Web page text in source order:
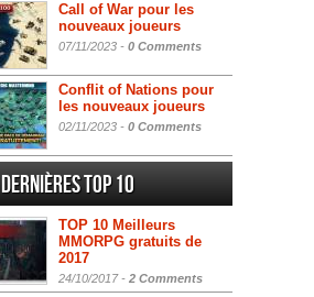
Call of War pour les
nouveaux joueurs
07/11/2023 - 0 Comments
Conflit of Nations pour
les nouveaux joueurs
02/11/2023 - 0 Comments
Dernières Top 10
TOP 10 Meilleurs
MMORPG gratuits de
2017
24/10/2017 - 2 Comments